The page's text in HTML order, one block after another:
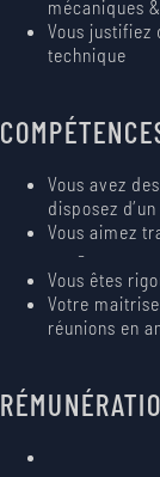
mécaniques
Vous justifiez
technique
Vous avez
disposez
Vous aimez
Vous êtes
Votre
réunions en